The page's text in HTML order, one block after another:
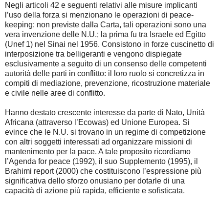
Negli articoli 42 e seguenti relativi alle misure implicanti
l’uso della forza si menzionano le operazioni di peace-
keeping: non previste dalla Carta, tali operazioni sono una
vera invenzione delle N.U.; la prima fu tra Israele ed Egitto
(Unef 1) nel Sinai nel 1956. Consistono in forze cuscinetto di
interposizione tra belligeranti e vengono dispiegate
esclusivamente a seguito di un consenso delle competenti
autorità delle parti in conflitto: il loro ruolo si concretizza in
compiti di mediazione, prevenzione, ricostruzione materiale
e civile nelle aree di conflitto.
Hanno destato crescente interesse da parte di Nato, Unità
Africana (attraverso l’Ecowas) ed Unione Europea. Si
evince che le N.U. si trovano in un regime di competizione
con altri soggetti interessati ad organizzare missioni di
mantenimento per la pace. A tale proposito ricordiamo
l’Agenda for peace (1992), il suo Supplemento (1995), il
Brahimi report (2000) che costituiscono l’espressione più
significativa dello sforzo onusiano per dotarle di una
capacità di azione più rapida, efficiente e sofisticata.